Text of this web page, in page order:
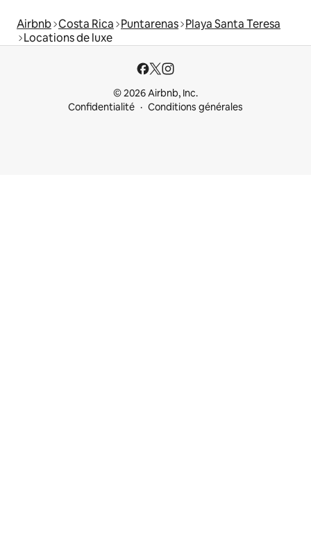
Airbnb Costa Rica Puntarenas Playa Santa Teresa
Locations de luxe
© 2026 Airbnb, Inc.
Confidentialité
Conditions générales